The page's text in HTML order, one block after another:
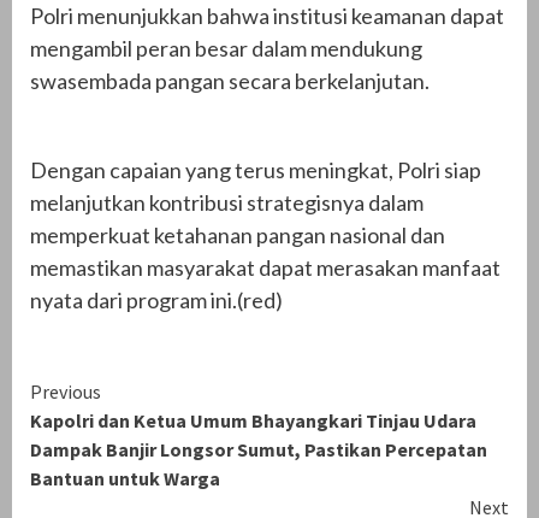
Polri menunjukkan bahwa institusi keamanan dapat
mengambil peran besar dalam mendukung
swasembada pangan secara berkelanjutan.
Dengan capaian yang terus meningkat, Polri siap
melanjutkan kontribusi strategisnya dalam
memperkuat ketahanan pangan nasional dan
memastikan masyarakat dapat merasakan manfaat
nyata dari program ini.(red)
Continue
Reading
Previous
Kapolri dan Ketua Umum Bhayangkari Tinjau Udara
Dampak Banjir Longsor Sumut, Pastikan Percepatan
Bantuan untuk Warga
Next